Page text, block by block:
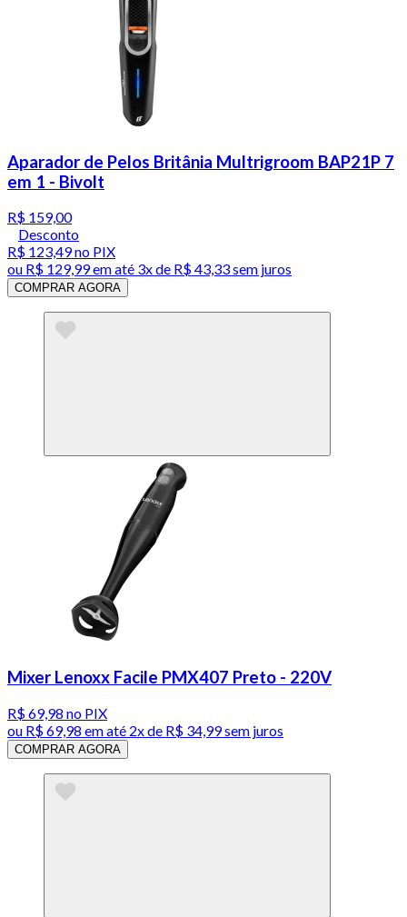
Aparador de Pelos Britânia Multrigroom BAP21P 7
em 1 - Bivolt
R$ 159,00
Desconto
R$ 123,49no PIX
ou R$ 129,99em até 3x de R$ 43,33 sem juros
COMPRAR AGORA
Mixer Lenoxx Facile PMX407 Preto - 220V
R$ 69,98 no PIX
ou R$ 69,98 em até 2x de R$ 34,99 sem juros
COMPRAR AGORA